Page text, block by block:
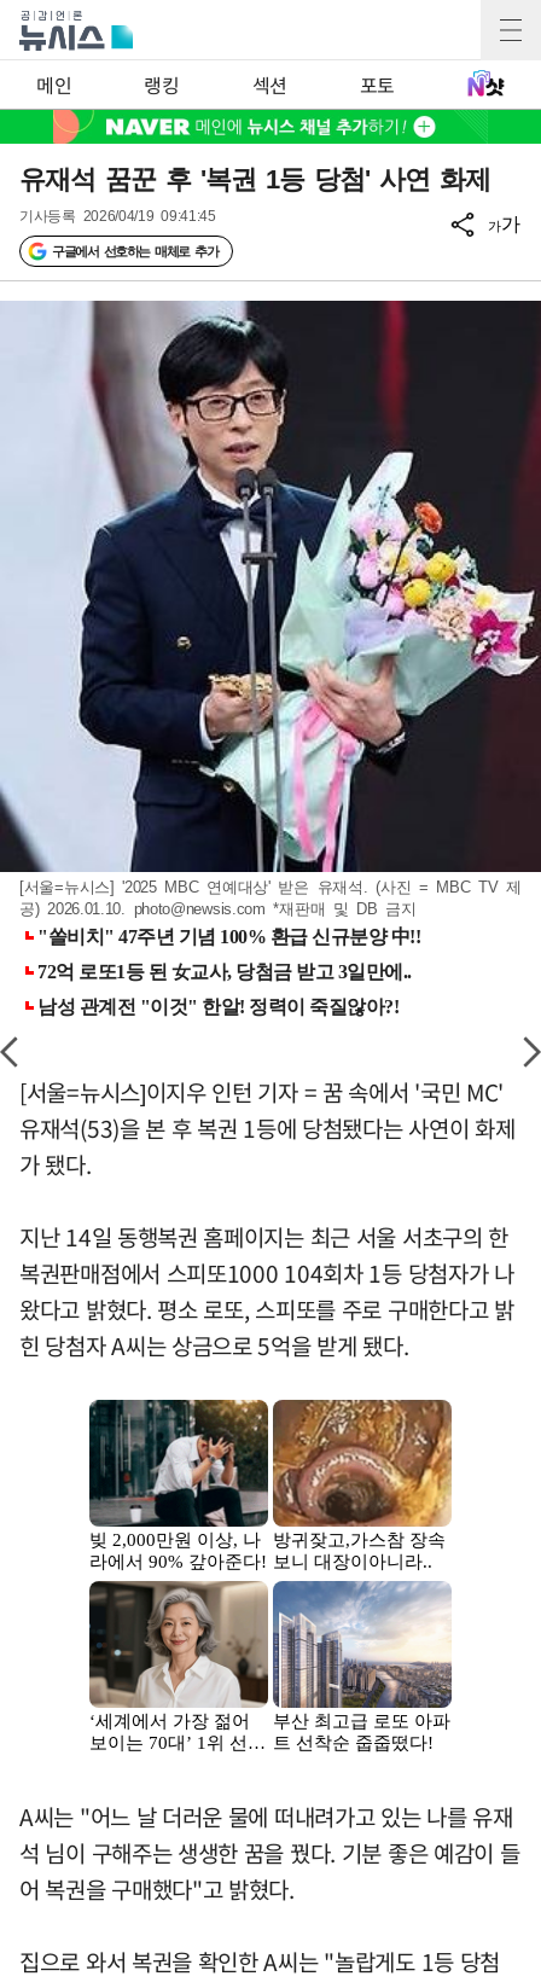
메인 랭킹 섹션 포토
유재석 꿈꾼 후 '복권 1등 당첨' 사연 화제
기사등록 2026/04/19 09:41:45
구글에서 선호하는 매체로 추가
가가
[서울=뉴시스] '2025 MBC 연예대상' 받은 유재석. (사진 = MBC TV 제
공) 2026.01.10. photo@newsis.com *재판매 및 DB 금지
[서울=뉴시스]이지우 인턴 기자 = 꿈 속에서 '국민 MC'
유재석(53)을 본 후 복권 1등에 당첨됐다는 사연이 화제
가 됐다.
지난 14일 동행복권 홈페이지는 최근 서울 서초구의 한
복권판매점에서 스피또1000 104회차 1등 당첨자가 나
왔다고 밝혔다. 평소 로또, 스피또를 주로 구매한다고 밝
힌 당첨자 A씨는 상금으로 5억을 받게 됐다.
A씨는 "어느 날 더러운 물에 떠내려가고 있는 나를 유재
석 님이 구해주는 생생한 꿈을 꿨다. 기분 좋은 예감이 들
어 복권을 구매했다"고 밝혔다.
집으로 와서 복권을 확인한 A씨는 "놀랍게도 1등 당첨